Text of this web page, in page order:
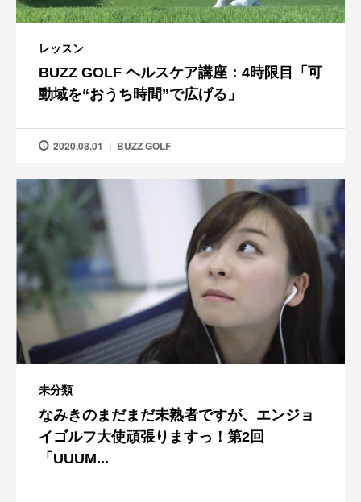
レッスン
BUZZ GOLF ヘルスケア講座：4時限目「可
動域を“おうち時間”で広げる」
2020.08.01 BUZZ GOLF
未分類
なみきのまだまだ未熟者ですが、エンジョ
イゴルフ大使頑張りますっ！第2回
「UUUM...